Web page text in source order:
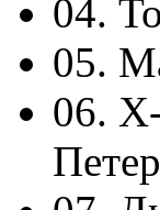
04.
05.
06.